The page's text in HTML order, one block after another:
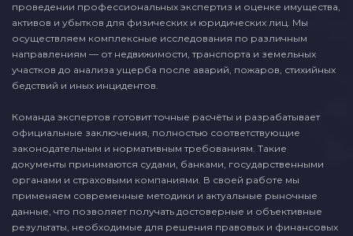
проведении профессиональных экспертиз и оценке имущества,
активов и убытков для физических и юридических лиц. Мы
осуществляем комплексные исследования по различным
направлениям — от недвижимости, транспорта и земельных
участков до анализа ущерба после аварий, пожаров, стихийных
бедствий и иных инцидентов.
Команда экспертов готовит точные расчёты и разрабатывает
официальные заключения, полностью соответствующие
законодательным и нормативным требованиям. Такие
документы принимаются судами, банками, государственными
органами и страховыми компаниями. В своей работе мы
применяем современные методики и актуальные рыночные
данные, что позволяет получать достоверные и объективные
результаты, необходимые для решения правовых и финансовых